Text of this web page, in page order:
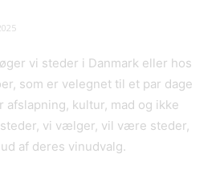
vi steder i Danmark eller hos
som er velegnet til et par dage
kultur, mad og ikke
vi vælger, vil være steder,
af deres vinudvalg.